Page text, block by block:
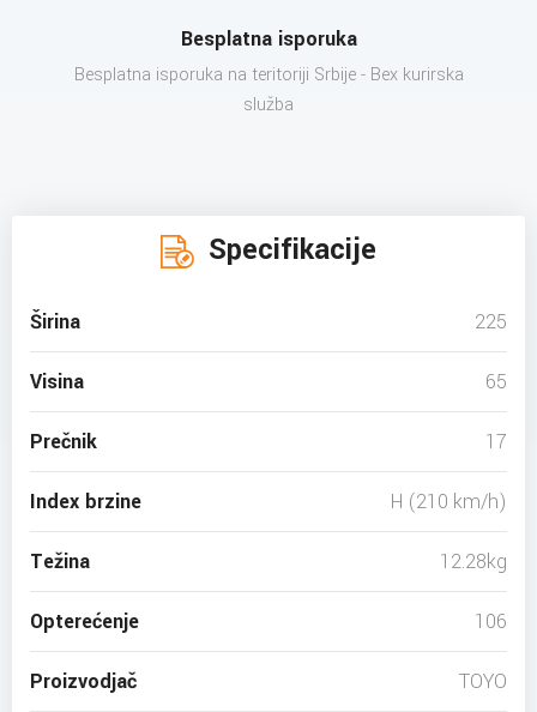
Besplatna isporuka
Besplatna isporuka na teritoriji Srbije - Bex kurirska
služba
Specifikacije
Širina 225
Visina 65
Prečnik 17
Index brzine H (210 km/h)
Težina 12.28kg
Opterećenje 106
Proizvodjač TOYO